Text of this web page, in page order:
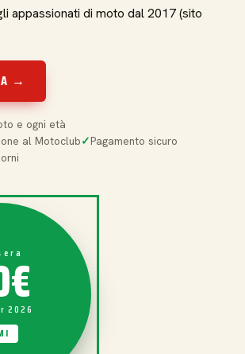
appassionati di moto dal 2017 (sito
→
e ogni età
al Motoclub
Pagamento sicuro
2026